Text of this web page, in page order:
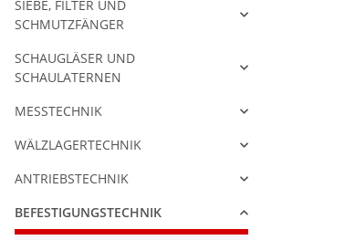
SIEBE, FILTER UND
SCHMUTZFÄNGER
SCHAUGLÄSER UND
SCHAULATERNEN
MESSTECHNIK
WÄLZLAGERTECHNIK
ANTRIEBSTECHNIK
BEFESTIGUNGSTECHNIK